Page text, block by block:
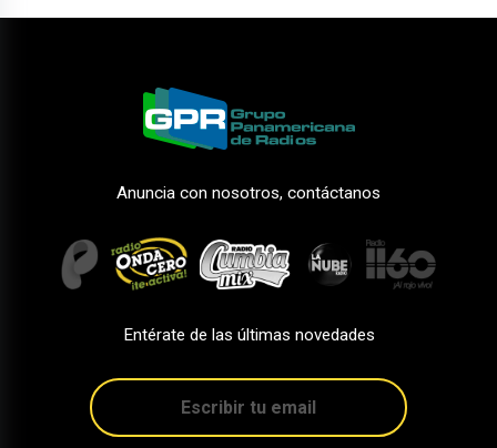
Anuncia con nosotros, contáctanos
Entérate de las últimas novedades